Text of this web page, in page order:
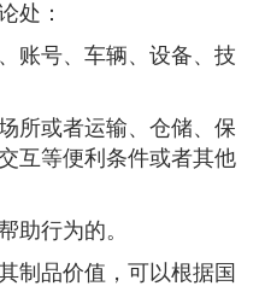
处：
号、车辆、设备、技
或者运输、仓储、保
互等便利条件或者其他
行为的。
制品价值，可以根据国